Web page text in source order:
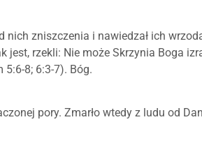
nich zniszczenia i nawiedzał ich
jest, rzekli: Nie może Skrzynia Boga
5:6-8; 6:3-7). Bóg.
pory. Zmarło wtedy z ludu od